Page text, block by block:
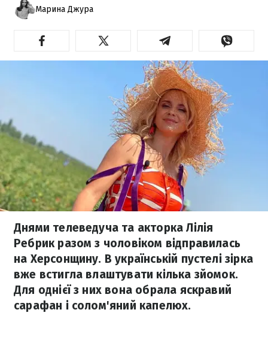
Марина Джура
Днями телеведуча та акторка Лілія
Ребрик разом з чоловіком відправилась
на Херсонщину. В українській пустелі зірка
вже встигла влаштувати кілька зйомок.
Для однієї з них вона обрала яскравий
сарафан і солом'яний капелюх.